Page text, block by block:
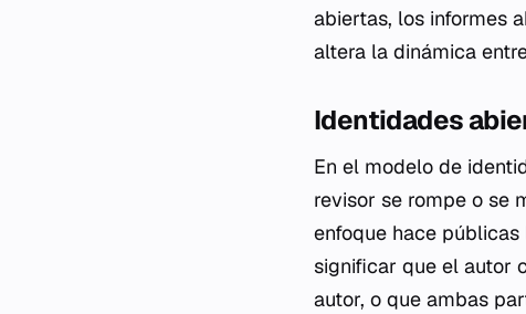
abiertas, los informes
altera la dinámica
Identidades
En el modelo de
revisor se rompe o se
enfoque hace
significar que el autor
autor, o que ambas